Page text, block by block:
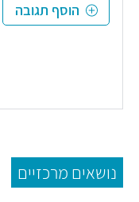
הוסף תגובה
נושאים מרכזיים